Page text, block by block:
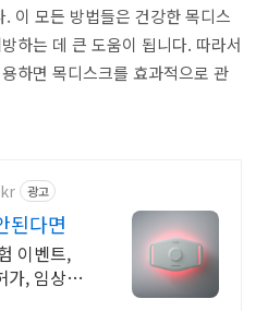
이 모든 방법들은 건강한 목디스
하는 데 큰 도움이 됩니다. 따라서
하면 목디스크를 효과적으로 관
광고
된다면
이벤트,
가, 임상시